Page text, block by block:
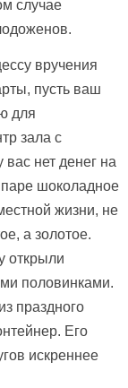
случае
вручения
пусть ваш
для
зала с
нет денег на
шоколадное
жизни, не
а золотое.
открыли
половинками.
праздного
Его
искреннее